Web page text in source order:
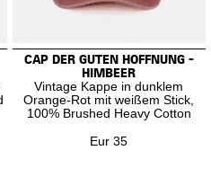
CAP DER GUTEN HOFFNUNG -
HIMBEER
Vintage Kappe in dunklem
Orange-Rot mit weißem Stick,
100% Brushed Heavy Cotton
Eur 35